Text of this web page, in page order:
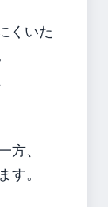
くいた
、
。